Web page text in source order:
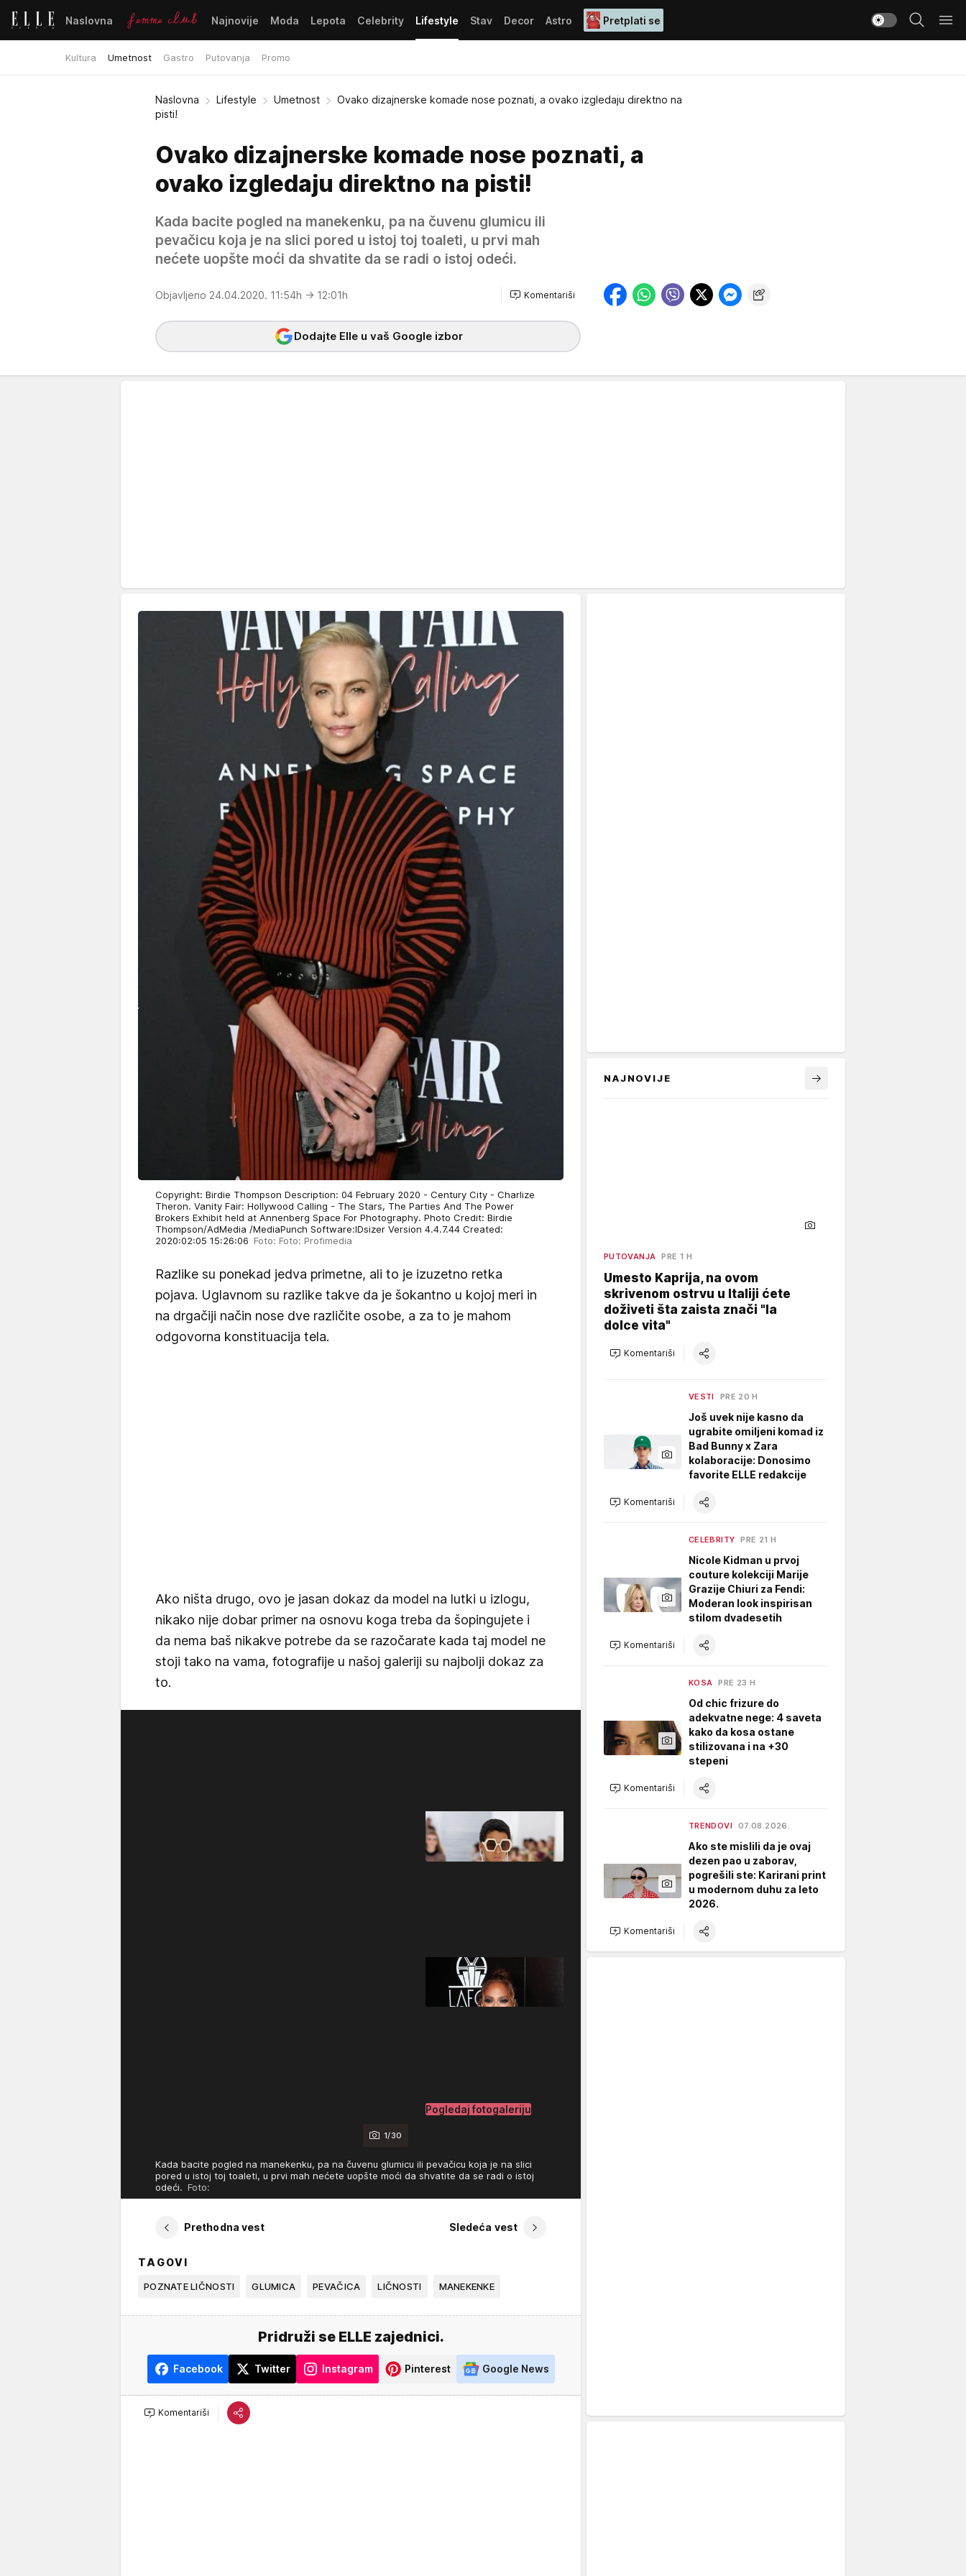
Naslovna Najnovije Moda Lepota Celebrity Lifestyle
Kultura Umetnost Gastro Putovanja Promo
Stav Decor Astro Pretplati se
Naslovna Lifestyle Umetnost
Ovako dizajnerske komade nose poznati, a ovako izgledaju direktno na
pisti!
Ovako dizajnerske komade nose poznati, a
ovako izgledaju direktno na pisti!
Kada bacite pogled na manekenku, pa na čuvenu glumicu ili
pevačicu koja je na slici pored u istoj toj toaleti, u prvi mah
nećete uopšte moći da shvatite da se radi o istoj odeći.
Objavljeno 24.04.2020. 11:54h → 12:01h Komentariši
Dodajte Elle u vaš Google izbor
Copyright: Birdie Thompson Description: 04 February 2020 - Century City - Charlize
Theron. Vanity Fair: Hollywood Calling - The Stars, The Parties And The Power
Brokers Exhibit held at Annenberg Space For Photography. Photo Credit: Birdie
Thompson/AdMedia /MediaPunch Software:IDsizer Version 4.4.7.44 Created:
2020:02:05 15:26:06 Foto: Foto: Profimedia
Razlike su ponekad jedva primetne, ali to je izuzetno retka
pojava. Uglavnom su razlike takve da je šokantno u kojoj meri in
na drgačiji način nose dve različite osobe, a za to je mahom
odgovorna konstituacija tela.
Ako ništa drugo, ovo je jasan dokaz da model na lutki u izlogu,
nikako nije dobar primer na osnovu koga treba da šopingujete i
da nema baš nikakve potrebe da se razočarate kada taj model ne
stoji tako na vama, fotografije u našoj galeriji su najbolji dokaz za
to.
1/30
Pogledaj fotogaleriju
Kada bacite pogled na manekenku, pa na čuvenu glumicu ili pevačicu koja je na slici
pored u istoj toj toaleti, u prvi mah nećete uopšte moći da shvatite da se radi o istoj
odeći. Foto:
Prethodna vest Sledeća vest
TAGOVI
POZNATE LIČNOSTI GLUMICA PEVAČICA LIČNOSTI MANEKENKE
Pridruži se ELLE zajednici.
Facebook Twitter Instagram Pinterest Google News
Komentariši
NAJNOVIJE
PUTOVANJA PRE 1 H
Umesto Kaprija, na ovom
skrivenom ostrvu u Italiji ćete
doživeti šta zaista znači "la
dolce vita"
Komentariši
VESTI PRE 20 H
Još uvek nije kasno da
ugrabite omiljeni komad iz
Bad Bunny x Zara
kolaboracije: Donosimo
favorite ELLE redakcije
Komentariši
CELEBRITY PRE 21 H
Nicole Kidman u prvoj
couture kolekciji Marije
Grazije Chiuri za Fendi:
Moderan look inspirisan
stilom dvadesetih
Komentariši
KOSA PRE 23 H
Od chic frizure do
adekvatne nege: 4 saveta
kako da kosa ostane
stilizovana i na +30
stepeni
Komentariši
TRENDOVI 07.08.2026.
Ako ste mislili da je ovaj
dezen pao u zaborav,
pogrešili ste: Karirani print
u modernom duhu za leto
2026.
Komentariši